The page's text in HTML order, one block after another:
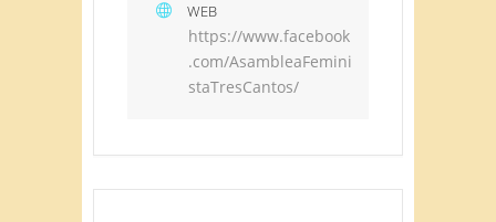
WEB
https://www.facebook
.com/AsambleaFemini
staTresCantos/